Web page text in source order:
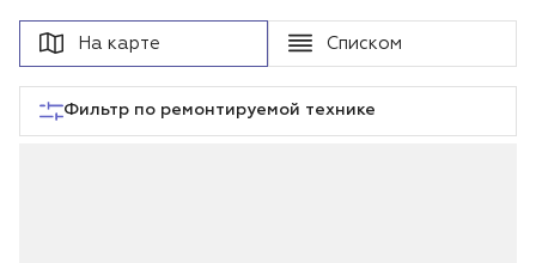
Мотопомпы
Подметальные машины
На карте Списком
Фильтр по ремонтируемой технике